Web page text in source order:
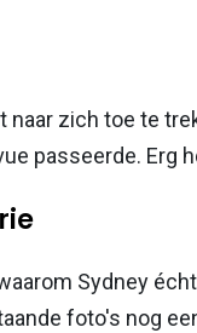
naar zich toe te
passeerde. Erg
Sydney
foto's nog